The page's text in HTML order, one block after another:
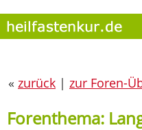
« zurück | zur Foren-
Forenthema: